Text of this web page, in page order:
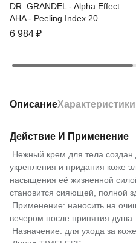
DR. GRANDEL - Alpha Effect
AHA - Peeling Index 20
6 984 ₽
ОписаниеХарактеристики
Действие И Применение
Нежный крем для тела создан
укрепления и придания коже
насыщения её жизненной
становится сияющей, полной
Применение: наносить на
вечером после принятия душа.
Назначение: для ухода за